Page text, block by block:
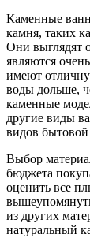
Каменные
камня, таких
Они выглядят
являются
имеют
воды дольше,
каменные
другие виды
видов
Выбор
бюджета
оценить все
из других
натуральный